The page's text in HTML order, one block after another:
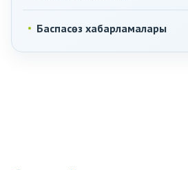
Баспасөз хабарламалары